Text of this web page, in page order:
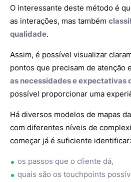
O interessante deste método é
as interações, mas também
qualidade.
Assim, é possível visualizar
pontos que precisam de atenção
as necessidades e expectativas
possível proporcionar uma
Há diversos modelos de mapas
com diferentes níveis de
começar já é suficiente identificar:
os passos que o cliente dá,
quais são os touchpoints